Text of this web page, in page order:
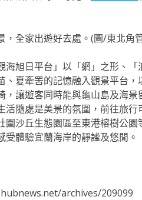
全家出遊好去處。(圖/東北角
海旭日平台」以「網」之形、
、夏牽罟的記憶融入觀景平台
，讓遊客同時能與龜山島及海
活隨處是美景的氛圍，前往旅
圍沙丘生態園區至東港榕樹公
體驗宜蘭海岸的靜謐及悠閒。
archives/209099